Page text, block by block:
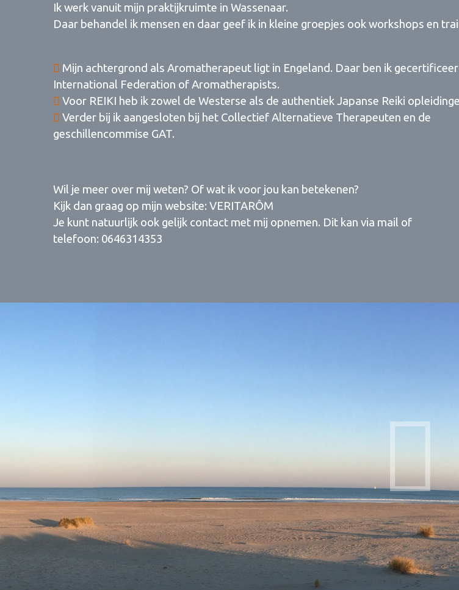
Ik werk vanuit mijn praktijkruimte in Wassenaar.
Daar behandel ik mensen en daar geef ik in kleine groepjes ook workshops en
Mijn achtergrond als Aromatherapeut ligt in Engeland. Daar ben ik
International Federation of Aromatherapists.
Voor REIKI heb ik zowel de Westerse als de authentiek Japanse Reiki
Verder bij ik aangesloten bij het Collectief Alternatieve Therapeuten en de
geschillencommise GAT.
Wil je meer over mij weten? Of wat ik voor jou kan betekenen?
Kijk dan graag op mijn website: VERITARÔM
Je kunt natuurlijk ook gelijk contact met mij opnemen. Dit kan via mail of
telefoon: 0646314353